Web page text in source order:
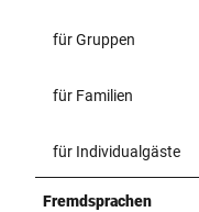
für Gruppen
für Familien
für Individualgäste
Fremdsprachen